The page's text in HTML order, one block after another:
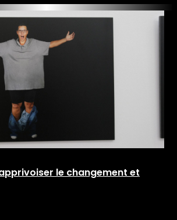
le changement et